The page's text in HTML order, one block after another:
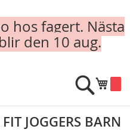
hos fagert. Nästa
den 10 aug.
Min
Sök
JOGGERS BARN